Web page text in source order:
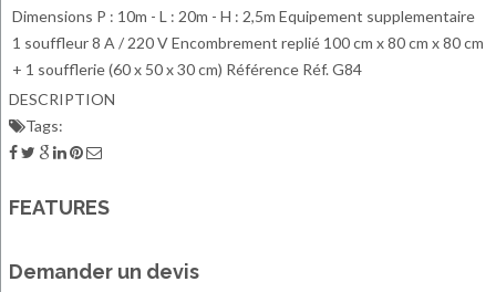
Dimensions P : 10m - L : 20m - H : 2,5m Equipement supplementaire
1 souffleur 8 A / 220 VEncombrement replié 100 cm x 80 cm x 80 cm
+ 1 soufflerie (60 x 50 x 30 cm) Référence Réf. G84
DESCRIPTION
Tags:
FEATURES
Demander un devis